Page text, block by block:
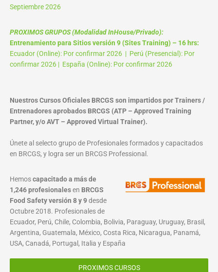
Septiembre 2026
PROXIMOS GRUPOS (Modalidad InHouse/Privado):
Entrenamiento para Sitios versión 9 (Sites Training) – 16 hrs:
Ecuador (Online): Por confirmar 2026 | Perú (Presencial): Por
confirmar 2026 | España (Online): Por confirmar 2026
Nuestros Cursos Oficiales BRCGS son impartidos por Trainers /
Entrenadores aprobados BRCGS (ATP – Approved Training
Partner, y/o AVT – Approved Virtual Trainer).
Únete al selecto grupo de Profesionales formados y capacitados
en BRCGS, y logra ser un BRCGS Professional.
Hemoscapacitado a más de
1,246 profesionalesen BRCGS
Food Safety versión 8 y 9desde
Octubre 2018. Profesionales de
Ecuador, Perú, Chile, Colombia, Bolivia, Paraguay, Uruguay, Brasil,
Argentina, Guatemala, México, Costa Rica, Nicaragua, Panamá,
USA, Canadá, Portugal, Italia y España
PROXIMOS CURSOS